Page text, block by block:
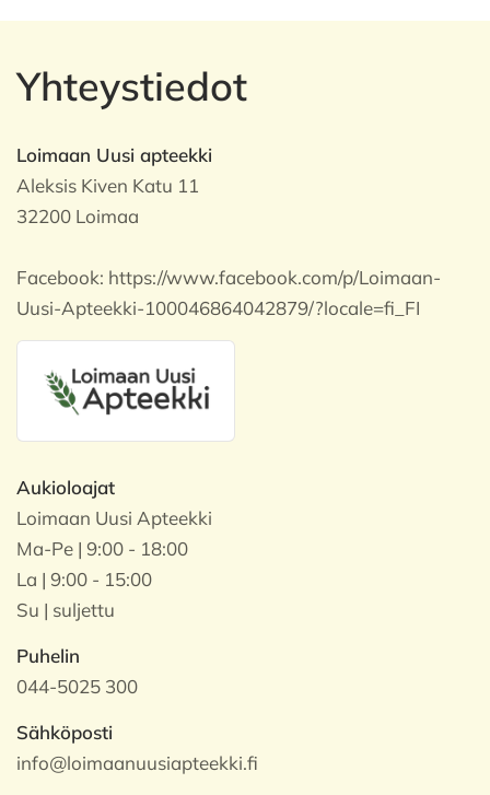
Yhteystiedot
Loimaan Uusi apteekki
Aleksis Kiven Katu 11
32200 Loimaa
Facebook: https://www.facebook.com/p/Loimaan-
Uusi-Apteekki-100046864042879/?locale=fi_FI
Aukioloajat
Loimaan Uusi Apteekki
Ma-Pe | 9:00 - 18:00
La | 9:00 - 15:00
Su | suljettu
Puhelin
044-5025 300
Sähköposti
info@loimaanuusiapteekki.fi